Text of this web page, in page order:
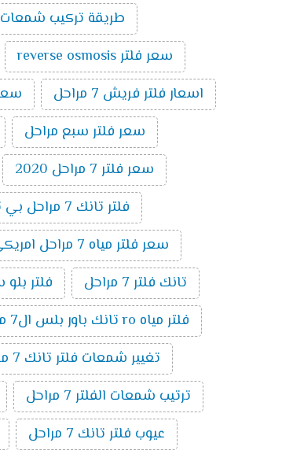
طريقة تركيب شمعات
سعر فلتر reverse osmosis
اسعار فلتر فريش 7 مراحل
سعر
سعر فلتر سبع مراحل
سعر فلتر 7 مراحل 2020
فلتر تانك 7 مراحل بي تك
سعر فلتر مياه 7 مراحل امريكي
تانك فلتر 7 مراحل
فلتر
فلتر مياه ro تانك باور بلس ال7 مراحل
تغيير شمعات فلتر تانك 7 مراحل
ترتيب شمعات الفلتر 7 مراحل
عيوب فلتر تانك 7 مراحل